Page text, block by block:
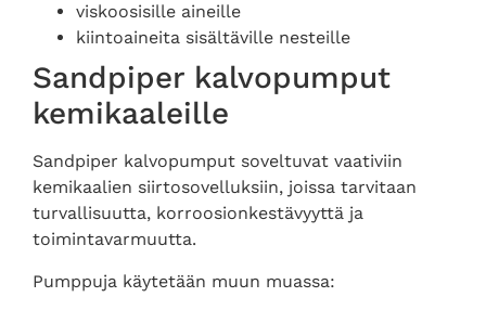
viskoosisille aineille
kiintoaineita sisältäville nesteille
Sandpiper kalvopumput
kemikaaleille
Sandpiper kalvopumput soveltuvat vaativiin
kemikaalien siirtosovelluksiin, joissa tarvitaan
turvallisuutta, korroosionkestävyyttä ja
toimintavarmuutta.
Pumppuja käytetään muun muassa: